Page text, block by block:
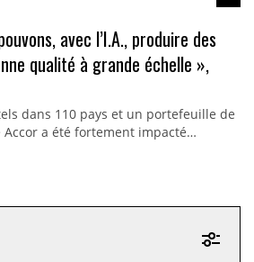
avec l’I.A., produire des
qualité à grande échelle »,
dans 110 pays et un portefeuille de
a été fortement impacté…